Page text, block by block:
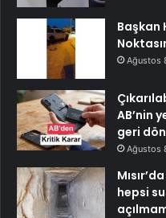
Başkan
Ağustos
AB’nin
geri
Ağustos
hepsi